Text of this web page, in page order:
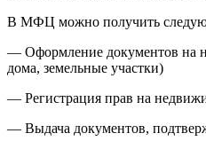
В МФЦ можно получить
— Оформление документов на
дома, земельные участки)
— Регистрация прав на
— Выдача документов,